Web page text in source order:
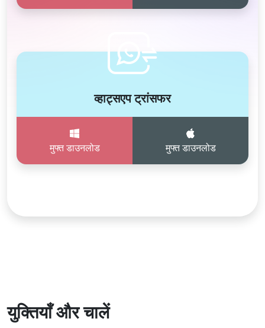
व्हाट्सएप ट्रांसफर
मुफ्त डाउनलोड मुफ्त डाउनलोड
युक्तियाँ और चालें